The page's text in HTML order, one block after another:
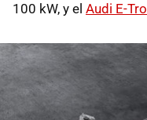
100 kW, y el Audi E-